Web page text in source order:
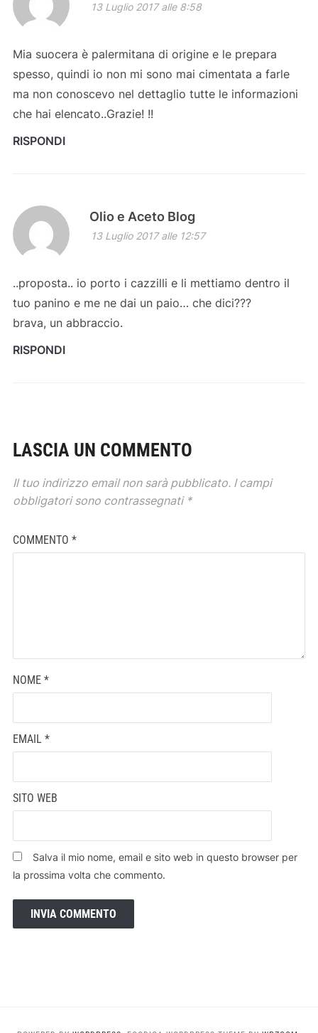
13 Luglio 2017 alle 8:58
Mia suocera è palermitana di origine e le prepara
spesso, quindi io non mi sono mai cimentata a farle
ma non conoscevo nel dettaglio tutte le informazioni
che hai elencato..Grazie! !!
RISPONDI
Olio e Aceto Blog
13 Luglio 2017 alle 12:57
..proposta.. io porto i cazzilli e li mettiamo dentro il
tuo panino e me ne dai un paio… che dici???
brava, un abbraccio.
RISPONDI
LASCIA UN COMMENTO
Il tuo indirizzo email non sarà pubblicato. I campi
obbligatori sono contrassegnati *
COMMENTO *
NOME *
EMAIL *
SITO WEB
Salva il mio nome, email e sito web in questo browser per
la prossima volta che commento.